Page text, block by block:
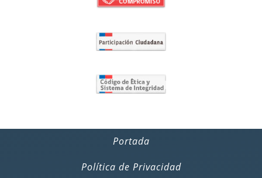
Portada
Política de Privacidad